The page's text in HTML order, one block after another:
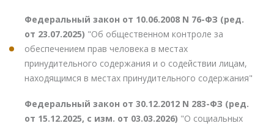
Федеральный закон от 10.06.2008 N 76-ФЗ (ред.
от 23.07.2025) "Об общественном контроле за
обеспечением прав человека в местах
принудительного содержания и о содействии лицам,
находящимся в местах принудительного содержания"
Федеральный закон от 30.12.2012 N 283-ФЗ (ред.
от 15.12.2025, с изм. от 03.03.2026) "О социальных